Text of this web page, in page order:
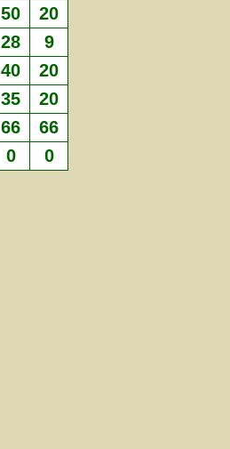
50 20
28 9
40 20
35 20
66 66
0 0